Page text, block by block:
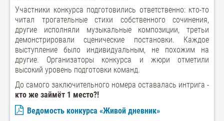
Участники конкурса подготовились ответственно: кто-то
читал трогательные стихи собственного сочинения,
другие исполняли музыкальные композиции, третьи
демонстрировали сценические постановки. Каждое
выступление было индивидуальным, не похожим на
другие. Организаторы конкурса и жюри отметили
высокий уровень подготовки команд.
До самого заключительного номера оставалась интрига -
кто же займёт 1 место?!
Ведомость конкурса «Живой дневник»